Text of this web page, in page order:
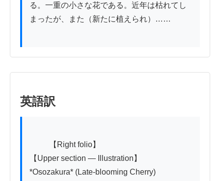
る。一重の小さな花である。近年は枯れてし
まったが、また（新たに植えられ）……
英語訳
【Upper section — Illustration】
*Osozakura* (Late-blooming Cherry)